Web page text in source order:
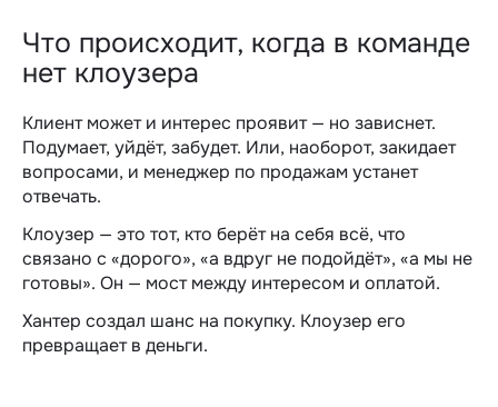
Что происходит, когда в команде
нет клоузера
Клиент может и интерес проявит — но зависнет.
Подумает, уйдёт, забудет. Или, наоборот, закидает
вопросами, и менеджер по продажамустанет
отвечать.
Клоузер — это тот, кто берёт на себя всё, что
связано с «дорого», «а вдруг не подойдёт», «а мы не
готовы». Он — мост между интересом и оплатой.
Хантер создал шанс на покупку. Клоузер его
превращает в деньги.